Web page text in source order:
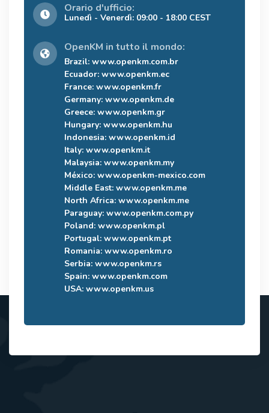
Orario d'ufficio:
Lunedì - Venerdì: 09:00 - 18:00 CEST
OpenKM in tutto il mondo:
Brazil: www.openkm.com.br
Ecuador: www.openkm.ec
France: www.openkm.fr
Germany: www.openkm.de
Greece: www.openkm.gr
Hungary: www.openkm.hu
Indonesia: www.openkm.id
Italy: www.openkm.it
Malaysia: www.openkm.my
México: www.openkm-mexico.com
Middle East: www.openkm.me
North Africa: www.openkm.me
Paraguay: www.openkm.com.py
Poland: www.openkm.pl
Portugal: www.openkm.pt
Romania: www.openkm.ro
Serbia: www.openkm.rs
Spain: www.openkm.com
USA: www.openkm.us